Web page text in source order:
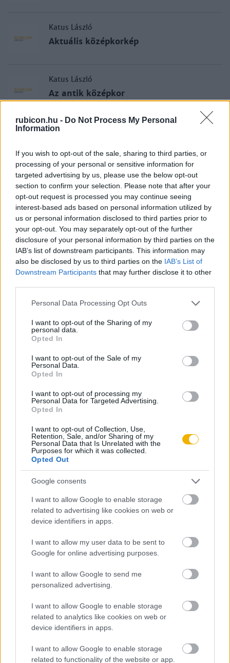
rubicon.hu - Do Not Process My Personal
Information
If you wish to opt-out of the sale, sharing to third parties, or
processing of your personal or sensitive information for
targeted advertising by us, please use the below opt-out
section to confirm your selection. Please note that after your
opt-out request is processed you may continue seeing
interest-based ads based on personal information utilized by
us or personal information disclosed to third parties prior to
your opt-out. You may separately opt-out of the further
disclosure of your personal information by third parties on the
IAB’s list of downstream participants. This information may
also be disclosed by us to third parties on the IAB’s List of
Downstream Participants that may further disclose it to other
Please note that this website/app uses one or more Google
not limited to your visit or usage behaviour. You may click to
grant or deny consent to Google and its third-party tags to
use your data for below specified purposes in below Google
consent section.
Personal Data Processing Opt Outs
I want to opt-out of the Sharing of my
personal data.
Opted In
I want to opt-out of the Sale of my
Personal Data.
Opted In
I want to opt-out of processing my
Personal Data for Targeted Advertising.
Opted In
I want to opt-out of Collection, Use,
Retention, Sale, and/or Sharing of my
Personal Data that Is Unrelated with the
Purposes for which it was collected.
Opted Out
Google consents
I want to allow Google to enable storage
related to advertising like cookies on web or
device identifiers in apps.
I want to allow my user data to be sent to
Google for online advertising purposes.
I want to allow Google to send me
personalized advertising.
I want to allow Google to enable storage
related to analytics like cookies on web or
device identifiers in apps.
I want to allow Google to enable storage
related to functionality of the website or app.
Katus László
Aktuális középkorkép
Katus László
Az antik középkor
Katus László
Katus László
A gregorián reform
Katus László
A nagybirtok
Katus László
A hűbériség
Katus László
A feudalizmusról
Katus László
A nyugati társadalomszerveződés
Katus László
A város
Katus László
A középkori Európa mezőgazdasági és
demográfiai forradalma
Katus László
A francia államfejlődés
Katus László